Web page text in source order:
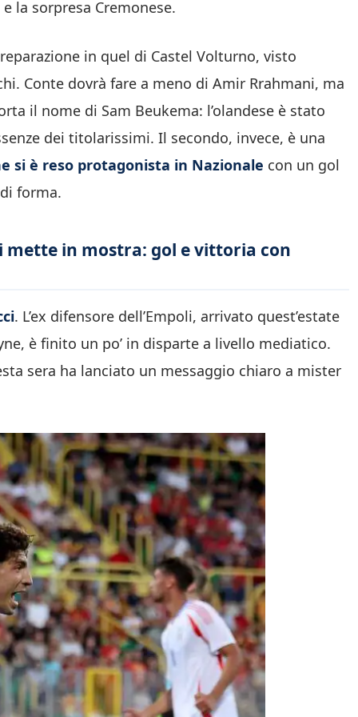
la sorpresa Cremonese.
in quel di Castel Volturno, visto
Conte dovrà fare a meno di Amir Rrahmani, ma
il nome di Sam Beukema: l’olandese è stato
dei titolarissimi. Il secondo, invece, è una
si è reso protagonista in Nazionale con un gol
forma.
mette in mostra: gol e vittoria con
. L’ex difensore dell’Empoli, arrivato quest’estate
è finito un po’ in disparte a livello mediatico.
sera ha lanciato un messaggio chiaro a mister